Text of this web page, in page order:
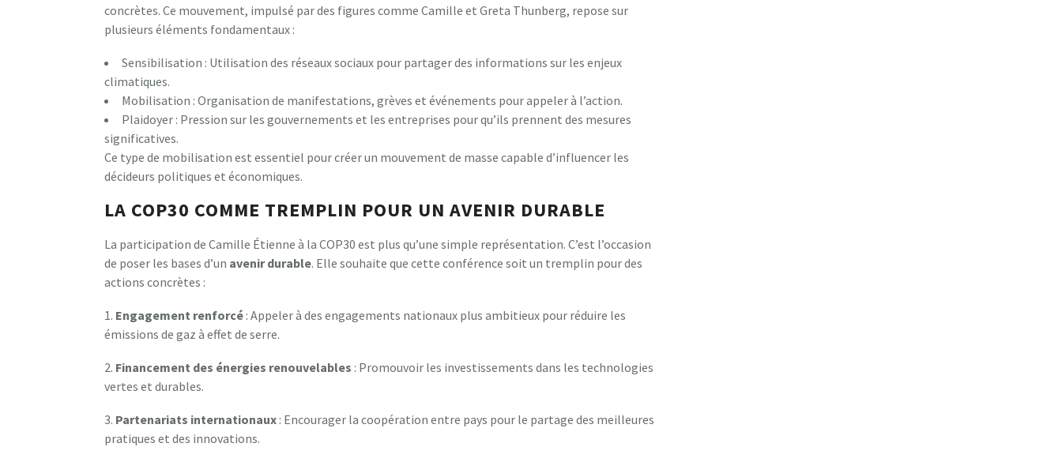
concrètes. Ce mouvement, impulsé par des figures comme Camille et Greta Thunberg, repose sur
plusieurs éléments fondamentaux :
Sensibilisation : Utilisation des réseaux sociaux pour partager des informations sur les enjeux
climatiques.
Mobilisation : Organisation de manifestations, grèves et événements pour appeler à l’action.
Plaidoyer : Pression sur les gouvernements et les entreprises pour qu’ils prennent des mesures
significatives.
Ce type de mobilisation est essentiel pour créer un mouvement de masse capable d’influencer les
décideurs politiques et économiques.
LA COP30 COMME TREMPLIN POUR UN AVENIR DURABLE
La participation de Camille Étienne à la COP30 est plus qu’une simple représentation. C’est l’occasion
de poser les bases d’un avenir durable. Elle souhaite que cette conférence soit un tremplin pour des
actions concrètes :
1. Engagement renforcé : Appeler à des engagements nationaux plus ambitieux pour réduire les
émissions de gaz à effet de serre.
2. Financement des énergies renouvelables : Promouvoir les investissements dans les technologies
vertes et durables.
3. Partenariats internationaux : Encourager la coopération entre pays pour le partage des meilleures
pratiques et des innovations.